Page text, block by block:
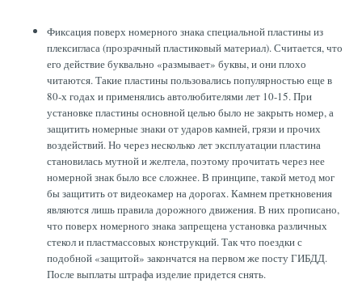
Фиксация поверх номерного знака специальной пластины из
плексигласа (прозрачный пластиковый материал). Считается, что
его действие буквально «размывает» буквы, и они плохо
читаются. Такие пластины пользовались популярностью еще в
80-х годах и применялись автолюбителями лет 10-15. При
установке пластины основной целью было не закрыть номер, а
защитить номерные знаки от ударов камней, грязи и прочих
воздействий. Но через несколько лет эксплуатации пластина
становилась мутной и желтела, поэтому прочитать через нее
номерной знак было все сложнее. В принципе, такой метод мог
бы защитить от видеокамер на дорогах. Камнем преткновения
являются лишь правила дорожного движения. В них прописано,
что поверх номерного знака запрещена установка различных
стекол и пластмассовых конструкций. Так что поездки с
подобной «защитой» закончатся на первом же посту ГИБДД.
После выплаты штрафа изделие придется снять.